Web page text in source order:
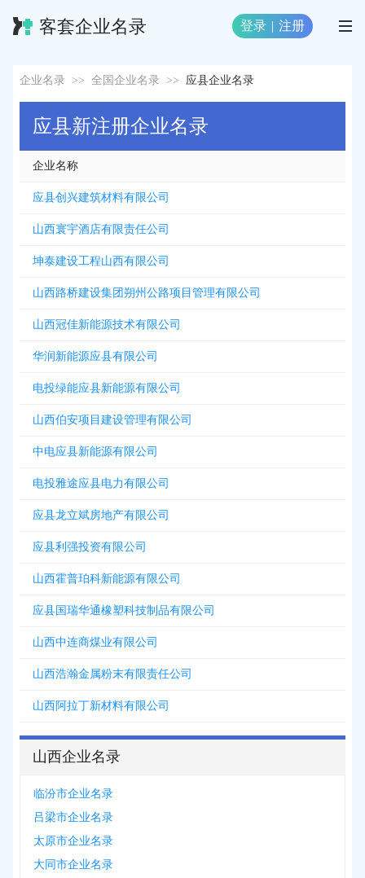
客套企业名录 登录 | 注册
企业名录 >> 全国企业名录 >> 应县企业名录
应县新注册企业名录
企业名称
应县创兴建筑材料有限公司
山西寰宇酒店有限责任公司
坤泰建设工程山西有限公司
山西路桥建设集团朔州公路项目管理有限公司
山西冠佳新能源技术有限公司
华润新能源应县有限公司
电投绿能应县新能源有限公司
山西伯安项目建设管理有限公司
中电应县新能源有限公司
电投雅途应县电力有限公司
应县龙立斌房地产有限公司
应县利强投资有限公司
山西霍普珀科新能源有限公司
应县国瑞华通橡塑科技制品有限公司
山西中连商煤业有限公司
山西浩瀚金属粉末有限责任公司
山西阿拉丁新材料有限公司
山西企业名录
临汾市企业名录
吕梁市企业名录
太原市企业名录
大同市企业名录